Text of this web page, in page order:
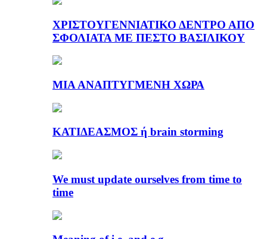
ΧΡΙΣΤΟΥΓΕΝΝΙΑΤΙΚΟ ΔΕΝΤΡΟ ΑΠΟ
ΣΦΟΛΙΑΤΑ ΜΕ ΠΕΣΤΟ ΒΑΣΙΛΙΚΟΥ
ΜΙΑ ΑΝΑΠΤΥΓΜΕΝΗ ΧΩΡΑ
ΚΑΤΙΔΕΑΣΜΟΣ ή brain storming
We must update ourselves from time to
time